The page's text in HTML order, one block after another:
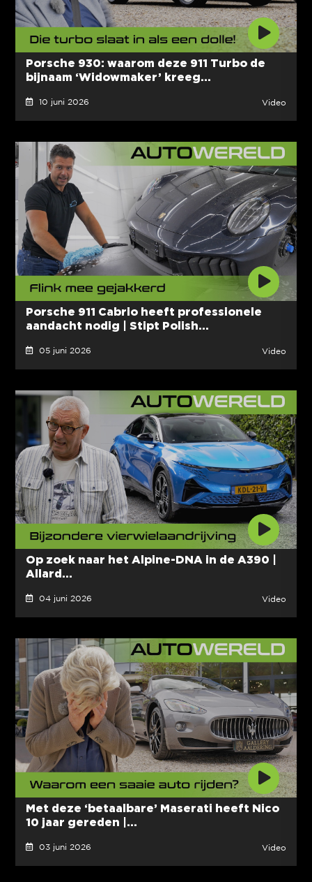
Porsche 930: waarom deze 911 Turbo de
bijnaam ‘Widowmaker’ kreeg...
10 juni 2026 Video
Porsche 911 Cabrio heeft professionele
aandacht nodig | Stipt Polish...
05 juni 2026 Video
Op zoek naar het Alpine-DNA in de A390 |
Allard...
04 juni 2026 Video
Met deze ‘betaalbare’ Maserati heeft Nico
10 jaar gereden |...
03 juni 2026 Video